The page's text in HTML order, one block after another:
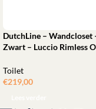
DutchLine – Wandcloset
Zwart – Luccio Rimless
Toilet
€219,00